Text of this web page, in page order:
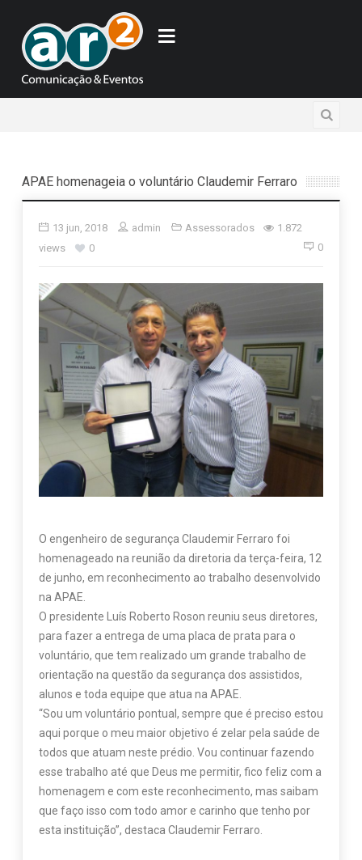
APAE homenageia o voluntário Claudemir Ferraro
13 jun, 2018 admin Assessorados
1.872
views
0 0
O engenheiro de segurança Claudemir Ferraro foi
homenageado na reunião da diretoria da terça-feira, 12
de junho, em reconhecimento ao trabalho desenvolvido
na APAE.
O presidente Luís Roberto Roson reuniu seus diretores,
para fazer a entrega de uma placa de prata para o
voluntário, que tem realizado um grande trabalho de
orientação na questão da segurança dos assistidos,
alunos e toda equipe que atua na APAE.
“Sou um voluntário pontual, sempre que é preciso estou
aqui porque o meu maior objetivo é zelar pela saúde de
todos que atuam neste prédio. Vou continuar fazendo
esse trabalho até que Deus me permitir, fico feliz com a
homenagem e com este reconhecimento, mas saibam
que faço isso com todo amor e carinho que tenho por
esta instituição”, destaca Claudemir Ferraro.